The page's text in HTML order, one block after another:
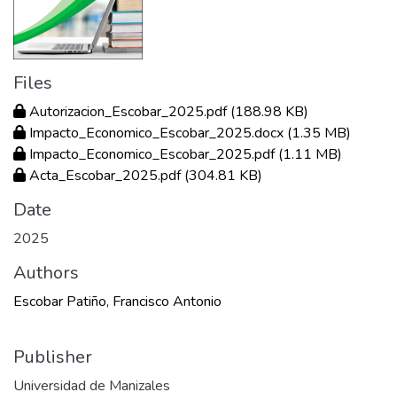
Files
Autorizacion_Escobar_2025.pdf(188.98 KB)
Impacto_Economico_Escobar_2025.docx (1.35 MB)
Impacto_Economico_Escobar_2025.pdf(1.11 MB)
Acta_Escobar_2025.pdf(304.81 KB)
Date
2025
Authors
Escobar Patiño, Francisco Antonio
Publisher
Universidad de Manizales